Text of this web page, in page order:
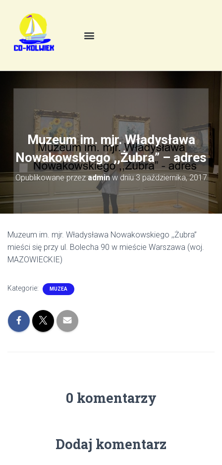
Muzeum im. mjr. Władysława
Nowakowskiego ,,Żubra” – adres
Opublikowane przezadminw dniu3 października, 2017
Muzeum im. mjr. Władysława Nowakowskiego ,,Żubra”
mieści się przy ul. Bolecha 90 w mieście Warszawa (woj.
MAZOWIECKIE)
Kategorie: MUZEA
0 komentarzy
Dodaj komentarz